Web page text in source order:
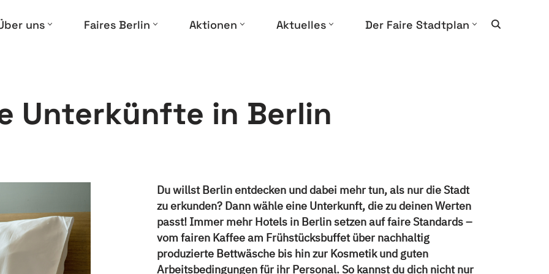
uns Faires Berlin Aktionen Aktuelles Der Faire Stadtplan
Unterkünfte in Berlin
Du willst Berlin entdecken und dabei mehr tun, als nur die Stadt
zu erkunden? Dann wähle eine Unterkunft, die zu deinen Werten
passt! Immer mehr Hotels in Berlin setzen auf faire Standards –
vom fairen Kaffee am Frühstücksbuffet über nachhaltig
produzierte Bettwäsche bis hin zur Kosmetik und guten
Arbeitsbedingungen für ihr Personal. So kannst du dich nicht nur